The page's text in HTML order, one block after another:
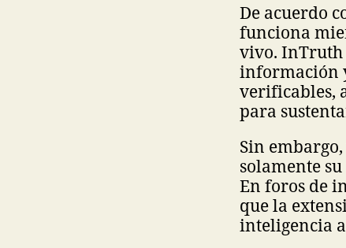
De acuerdo
funciona
vivo. InTruth
información
verificables,
para
Sin
solamente
En foros de
que la
inteligencia